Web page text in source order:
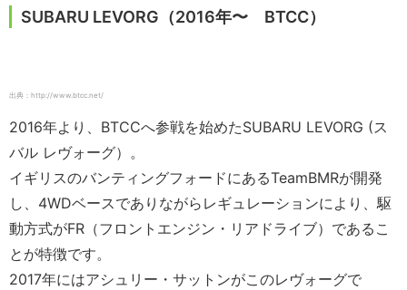
SUBARU LEVORG（2016年〜 BTCC）
出典：http://www.btcc.net/
2016年より、BTCCへ参戦を始めたSUBARU LEVORG (ス
バル レヴォーグ）。
イギリスのバンティングフォードにあるTeamBMRが開発
し、4WDベースでありながらレギュレーションにより、駆
動方式がFR（フロントエンジン・リアドライブ）であるこ
とが特徴です。
2017年にはアシュリー・サットンがこのレヴォーグで